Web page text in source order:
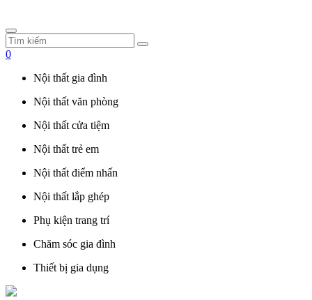
0
Nội thất gia đình
Nội thất văn phòng
Nội thất cửa tiệm
Nội thất trẻ em
Nội thất điểm nhấn
Nội thất lắp ghép
Phụ kiện trang trí
Chăm sóc gia đình
Thiết bị gia dụng